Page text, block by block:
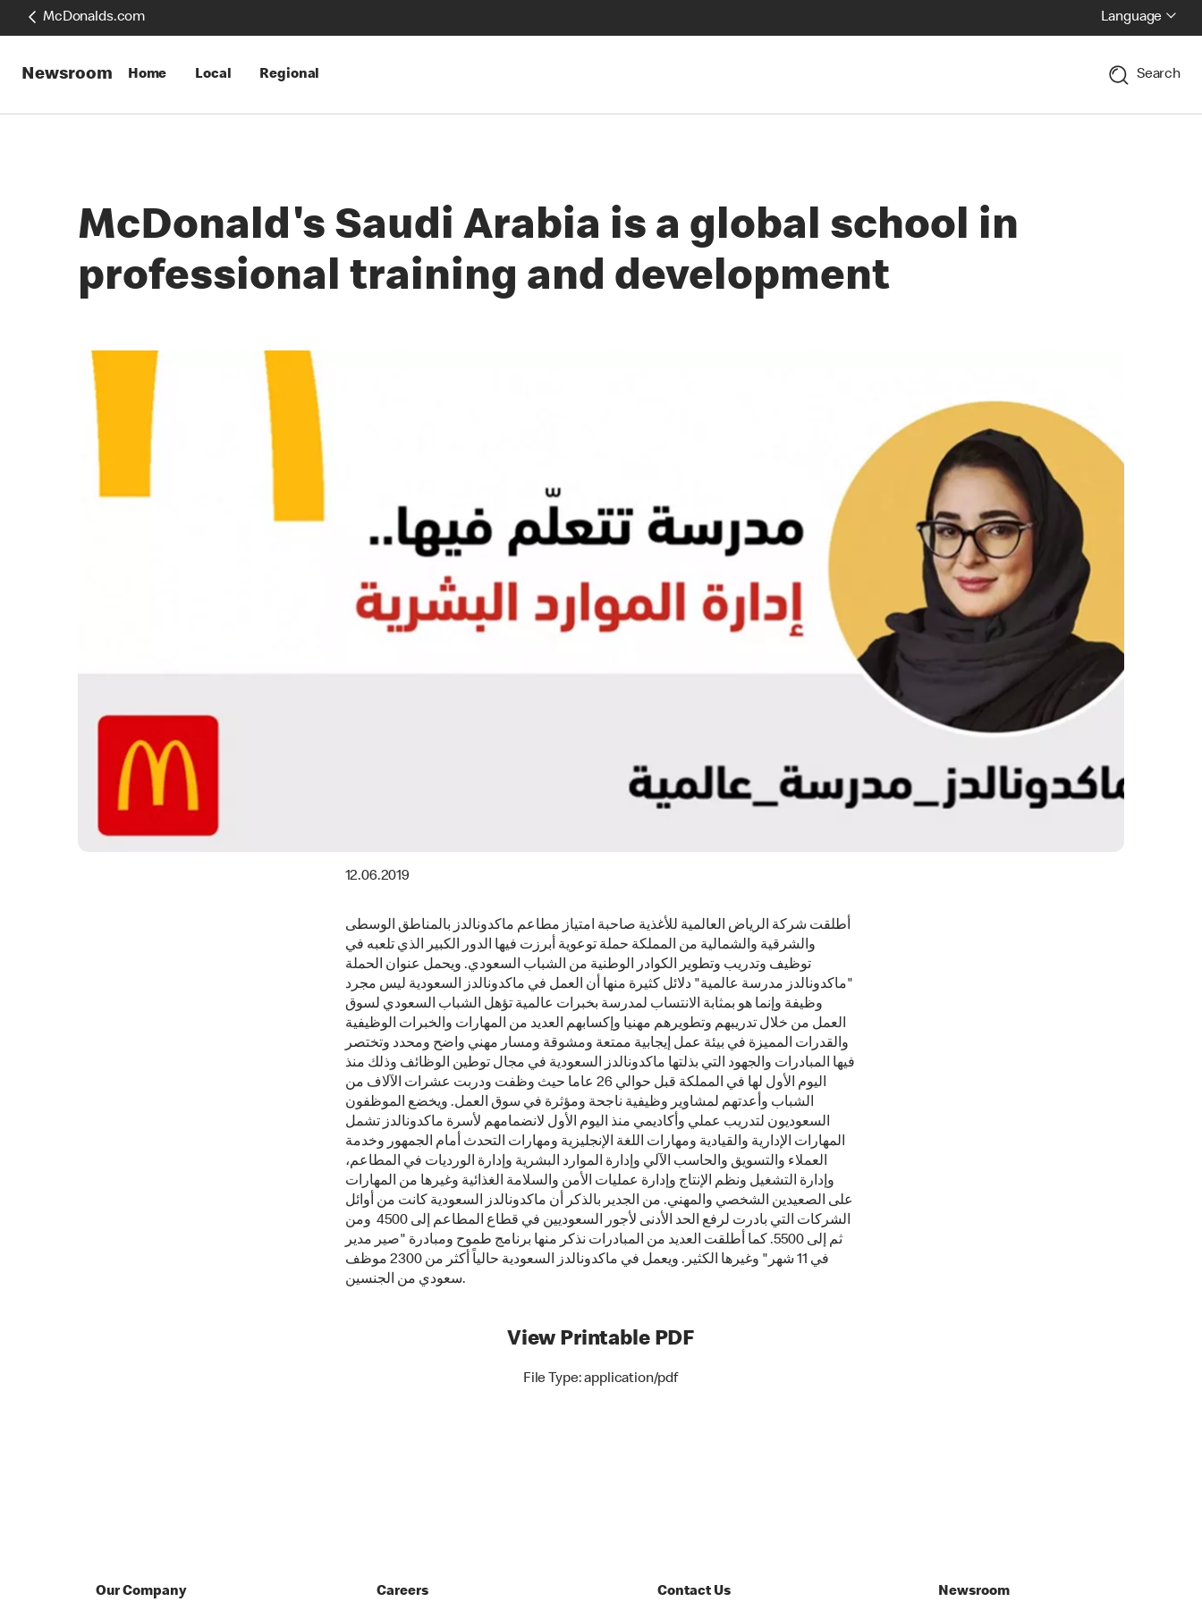
McDonalds.com Language
Newsroom Home Local Regional Search
McDonald's Saudi Arabia is a global school in
professional training and development
12.06.2019
أطلقت شركة الرياض العالمية للأغذية صاحبة امتياز مطاعم ماكدونالدز بالمناطق الوسطى
والشرقية والشمالية من المملكة حملة توعوية أبرزت فيها الدور الكبير الذي تلعبه في
توظيف وتدريب وتطوير الكوادر الوطنية من الشباب السعودي. ويحمل عنوان الحملة
"ماكدونالدز مدرسة عالمية" دلائل كثيرة منها أن العمل في ماكدونالدز السعودية ليس مجرد
وظيفة وإنما هو بمثابة الانتساب لمدرسة بخبرات عالمية تؤهل الشباب السعودي لسوق
العمل من خلال تدريبهم وتطويرهم مهنيا وإكسابهم العديد من المهارات والخبرات الوظيفية
والقدرات المميزة في بيئة عمل إيجابية ممتعة ومشوقة ومسار مهني واضح ومحدد وتختصر
فيها المبادرات والجهود التي بذلتها ماكدونالدز السعودية في مجال توطين الوظائف وذلك منذ
اليوم الأول لها في المملكة قبل حوالي 26 عاما حيث وظفت ودربت عشرات الآلاف من
الشباب وأعدتهم لمشاوير وظيفية ناجحة ومؤثرة في سوق العمل. ويخضع الموظفون
السعوديون لتدريب عملي وأكاديمي منذ اليوم الأول لانضمامهم لأسرة ماكدونالدز تشمل
المهارات الإدارية والقيادية ومهارات اللغة الإنجليزية ومهارات التحدث أمام الجمهور وخدمة
العملاء والتسويق والحاسب الآلي وإدارة الموارد البشرية وإدارة الورديات في المطاعم،
وإدارة التشغيل ونظم الإنتاج وإدارة عمليات الأمن والسلامة الغذائية وغيرها من المهارات
على الصعيدين الشخصي والمهني. من الجدير بالذكر أن ماكدونالدز السعودية كانت من أوائل
الشركات التي بادرت لرفع الحد الأدنى لأجور السعوديين في قطاع المطاعم إلى 4500 ومن
ثم إلى 5500. كما أطلقت العديد من المبادرات نذكر منها برنامج طموح ومبادرة "صير مدير
في 11 شهر" وغيرها الكثير. ويعمل في ماكدونالدز السعودية حالياً أكثر من 2300 موظف
سعودي من الجنسين.
View Printable PDF
File Type: application/pdf
Our Company Careers Contact Us Newsroom